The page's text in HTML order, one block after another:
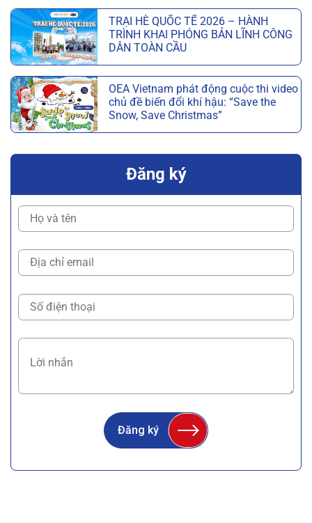
TRẠI HÈ QUỐC TẾ 2026 – HÀNH
TRÌNH KHAI PHÓNG BẢN LĨNH CÔNG
DÂN TOÀN CẦU
OEA Vietnam phát động cuộc thi video
chủ đề biến đổi khí hậu: “Save the
Snow, Save Christmas”
Đăng ký
Đăng ký